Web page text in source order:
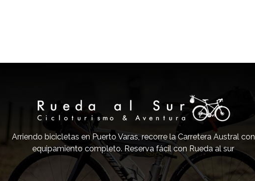
Arriendo bicicletas en Puerto Varas, recorre la Carretera Austral con
equipamiento completo. Reserva fácil con Rueda al sur